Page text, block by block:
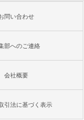
問い合わせ
部へのご連絡
会社概要
引法に基づく表示